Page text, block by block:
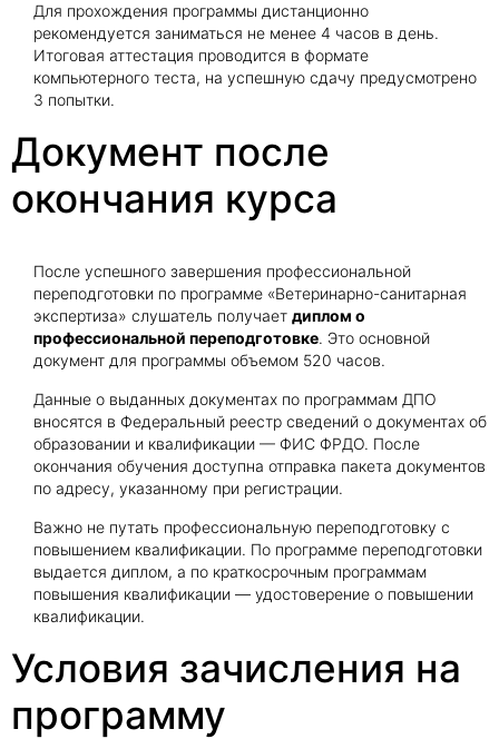
Для прохождения программы дистанционно
рекомендуется заниматься не менее 4 часов в день.
Итоговая аттестация проводится в формате
компьютерного теста, на успешную сдачу предусмотрено
3 попытки.
Документ после
окончания курса
После успешного завершения профессиональной
переподготовки по программе «Ветеринарно-санитарная
экспертиза» слушатель получает диплом о
профессиональной переподготовке. Это основной
документ для программы объемом 520 часов.
Данные о выданных документах по программам ДПО
вносятся в Федеральный реестр сведений о документах об
образовании и квалификации — ФИС ФРДО. После
окончания обучения доступна отправка пакета документов
по адресу, указанному при регистрации.
Важно не путать профессиональную переподготовку с
повышением квалификации. По программе переподготовки
выдается диплом, а по краткосрочным программам
повышения квалификации — удостоверение о повышении
квалификации.
Условия зачисления на
программу